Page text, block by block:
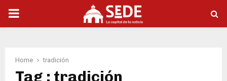
PRIMARY
Home tradición
Tag : tradición